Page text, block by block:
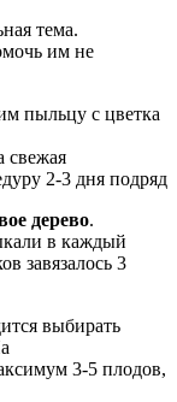
тема.
им не
пыльцу с цветка
свежая
2-3 дня подряд
дерево.
в каждый
завязалось 3
выбирать
3-5 плодов,